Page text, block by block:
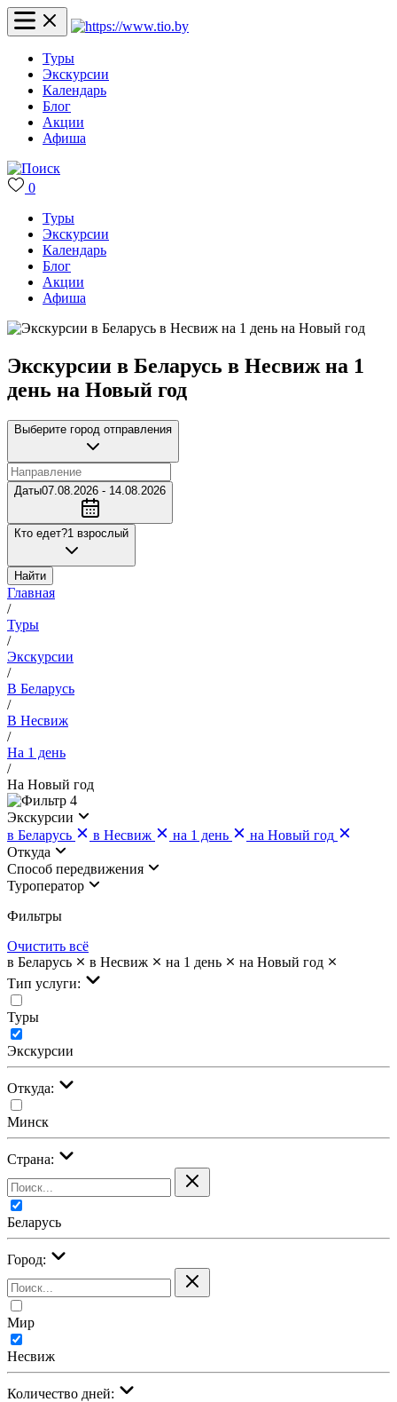
Туры
Экскурсии
Календарь
Блог
Акции
Афиша
0
Туры
Экскурсии
Календарь
Блог
Акции
Афиша
Экскурсии в Беларусь в Несвиж на 1
день на Новый год
Выберите город отправления
Даты07.08.2026 - 14.08.2026
Кто едет?1 взрослый
Найти
Главная
/
Туры
/
Экскурсии
/
В Беларусь
/
В Несвиж
/
На 1 день
/
На Новый год
4
Экскурсии
в Беларусь
в Несвиж на 1 день
на Новый год
Откуда
Cпособ передвижения
Туроператор
Фильтры
Очистить всё
в Беларусь
в Несвиж на 1 день
на Новый год
Тип услуги:
Туры
Экскурсии
Откуда:
Минск
Страна:
Беларусь
Город:
Мир
Несвиж
Количество дней: